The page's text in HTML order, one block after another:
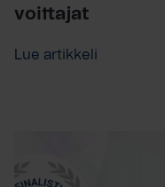
voittajat
Lue artikkeli